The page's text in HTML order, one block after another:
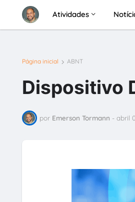
Atividades
Página inicial ABNT
Dispositivo
por Emerson Tormann - abril